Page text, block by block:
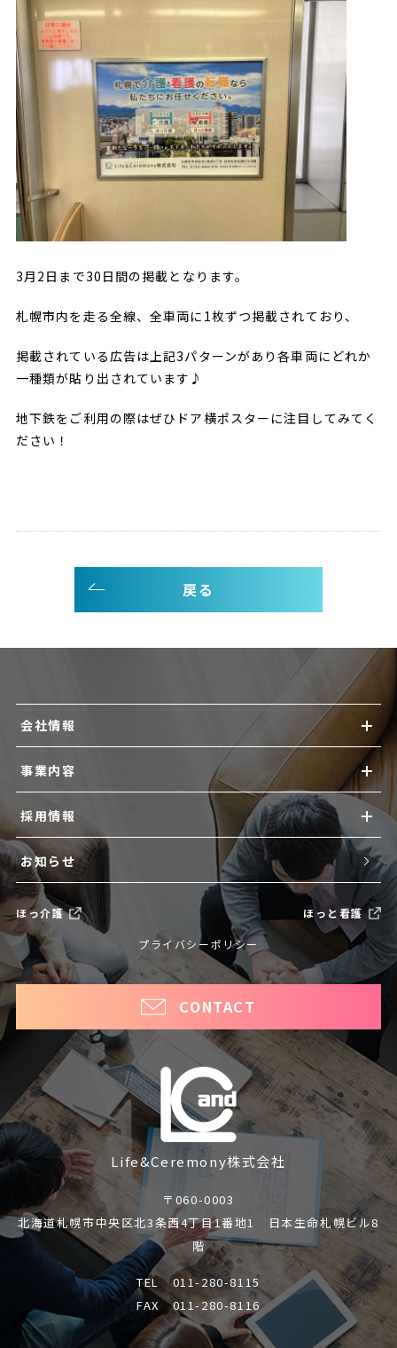
3月2日まで30日間の掲載となります。
札幌市内を走る全線、全車両に1枚ずつ掲載されており、
掲載されている広告は上記3パターンがあり各車両にどれか
一種類が貼り出されています♪
地下鉄をご利用の際はぜひドア横ポスターに注目してみてく
ださい！
戻る
会社情報
事業内容
採用情報
お知らせ
ほっ介護 ほっと看護
プライバシーポリシー
CONTACT
Life&Ceremony株式会社
〒060-0003
北海道札幌市中央区北3条西4丁目1番地1 日本生命札幌ビル8
階
TEL011-280-8115
FAX 011-280-8116